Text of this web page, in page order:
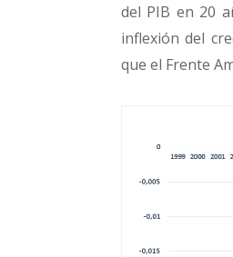
del PIB en 20
inflexión del
que el Frente